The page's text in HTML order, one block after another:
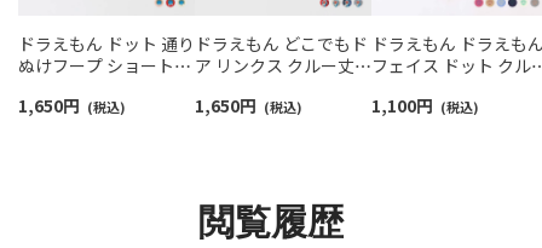
ドラえもん ドット 通り
ぬけフープ ショート丈
ディース 日本製
1,650円 (税込)
ドラえもん どこでもド
ア リンクス クルー丈
ディース 日本製
1,650円 (税込)
ドラえもん ドラえも
フェイス ドット クル
レディース 03297120
1,100円 (税込)
閲覧履歴